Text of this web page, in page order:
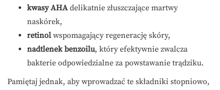
kwasy AHA delikatnie złuszczające martwy
naskórek,
retinol wspomagający regenerację skóry,
nadtlenek benzoilu, który efektywnie zwalcza
bakterie odpowiedzialne za powstawanie trądziku.
Pamiętaj jednak, aby wprowadzać te składniki stopniowo,